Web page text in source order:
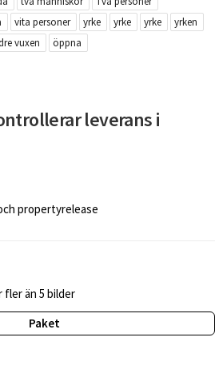
vita personer yrke yrke yrke
yrken
vuxen öppna
leverans i
propertyrelease
fler än 5 bilder
Paket